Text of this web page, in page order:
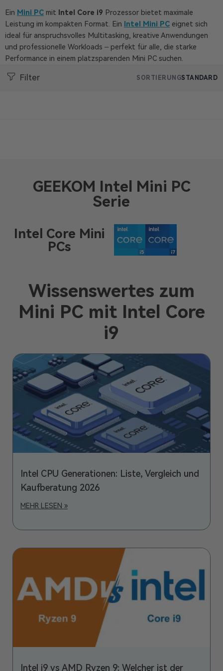
Ein Mini PC mit Intel Core i9 Prozessor bietet maximale
Leistung im kompakten Format. Ein Intel Mini PC eignet sich
ideal für anspruchsvolles Multitasking, kreative Anwendungen
und professionelle Workloads – perfekt für alle, die starke
Performance in einem platzsparenden Mini PC suchen.
Filter SORTIERUNGSTANDARD
GEEKOM Intel Mini PC
Serie
Intel Core Mini
PCs
Wissenswertes zum
Mini PC mit Intel Core
i9
Intel CPU Generationen: Liste, Vergleich und
Kaufberatung 2026
MEHR LESEN »
Intel i9 vs AMD Ryzen 9: Welcher ist der